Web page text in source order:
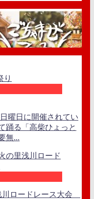
曜日に開催されてい
踊る「高柴ひょっと
無...
川ロードレース大会